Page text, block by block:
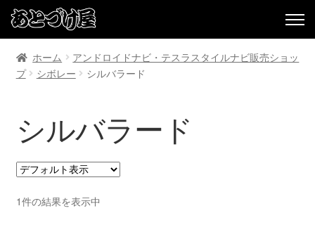
ホーム
アンドロイドナビ・テスラスタイルナビ販売ショッ
プ
シボレー シルバラード
シルバラード
1件の結果を表示中